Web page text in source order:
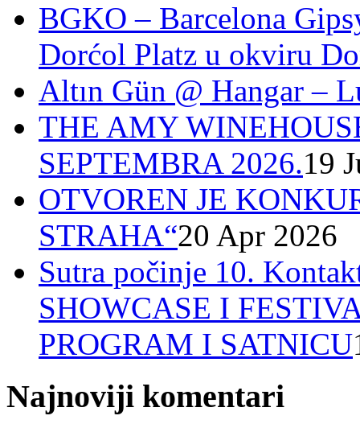
BGKO – Barcelona
Dorćol Platz u okviru
Altın Gün @ Hangar –
THE AMY
SEPTEMBRA 2026.19
OTVOREN JE
STRAHA“20 Apr 2026
Sutra počinje 10.
SHOWCASE I
PROGRAM I SATNICU
Najnoviji komentari